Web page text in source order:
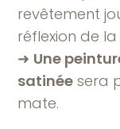
revêtement
réflexion de la
➜ Une
satinée sera
mate.